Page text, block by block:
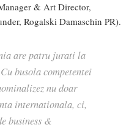
& Art Director,
Rogalski Damaschin PR).
are patru jurati la
busola competentei
nu doar
internationala, ci,
business &